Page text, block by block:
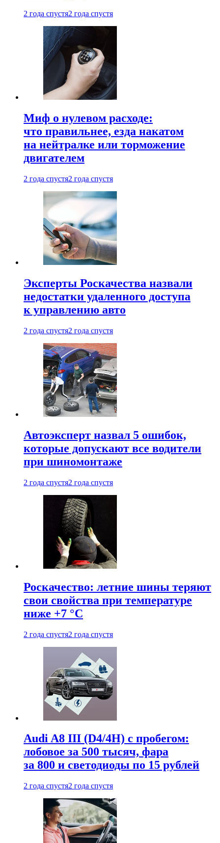
2 года спустя2 года спустя
Миф о нулевом расходе:
что правильнее, езда накатом
на нейтралке или торможение
двигателем
2 года спустя2 года спустя
Эксперты Роскачества назвали
недостатки удаленного доступа
к управлению авто
2 года спустя2 года спустя
Автоэксперт назвал 5 ошибок,
которые допускают все водители
при шиномонтаже
2 года спустя2 года спустя
Роскачество: летние шины теряют
свои свойства при температуре
ниже +7 °C
2 года спустя2 года спустя
Audi A8 III (D4/4H) c пробегом:
лобовое за 500 тысяч, фара
за 800 и светодиоды по 15 рублей
2 года спустя2 года спустя